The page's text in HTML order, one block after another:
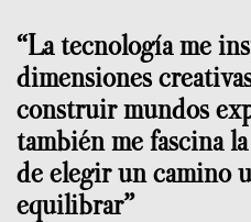
“La tecnología me
dimensiones
construir mundos
también me fascina
de elegir un camino
equilibrar”